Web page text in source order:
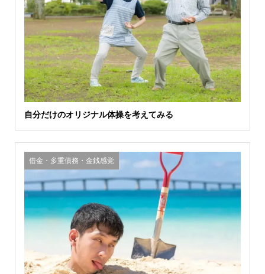
自分だけのオリジナル体操を考えてみる
借金・多重債務・金銭感覚